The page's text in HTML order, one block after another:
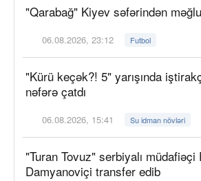
"Qarabağ" Kiyev səfərindən
06.08.2026, 23:12 Futbol
"Kürü keçək?! 5" yarışında
nəfərə çatdı
06.08.2026, 15:41 Su idman növləri
"Turan Tovuz" serbiyalı müdafiəçi
Damyanoviçi transfer edib